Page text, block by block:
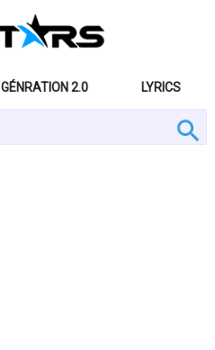
GÉNRATION 2.0 LYRICS